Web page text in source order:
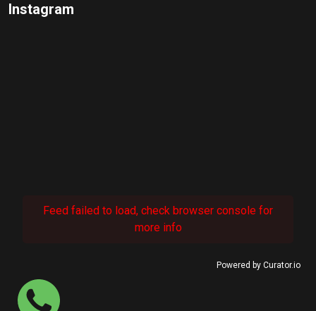
Instagram
Feed failed to load, check browser console for
more info
Powered by Curator.io